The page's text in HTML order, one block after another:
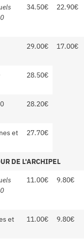
34.50€ 22.90€
29.00€ 17.00€
28.50€
28.20€
et
27.70€
DE L'ARCHIPEL
11.00€ 9.80€
et
11.00€ 9.80€